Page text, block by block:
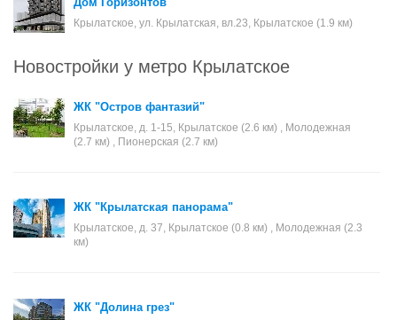
Крылатское, ул. Крылатская, вл.23, Крылатское (1.9 км)
Новостройки у метро Крылатское
ЖК "Остров фантазий"
Крылатское, д. 1-15, Крылатское (2.6 км) , Молодежная
(2.7 км) , Пионерская (2.7 км)
ЖК "Крылатская панорама"
Крылатское, д. 37, Крылатское (0.8 км) , Молодежная (2.3
км)
ЖК "Долина грез"